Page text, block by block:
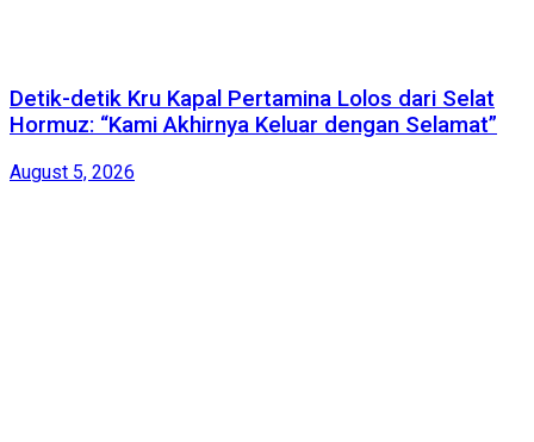
Detik-detik Kru Kapal Pertamina Lolos dari Selat
Hormuz: “Kami Akhirnya Keluar dengan Selamat”
August 5, 2026